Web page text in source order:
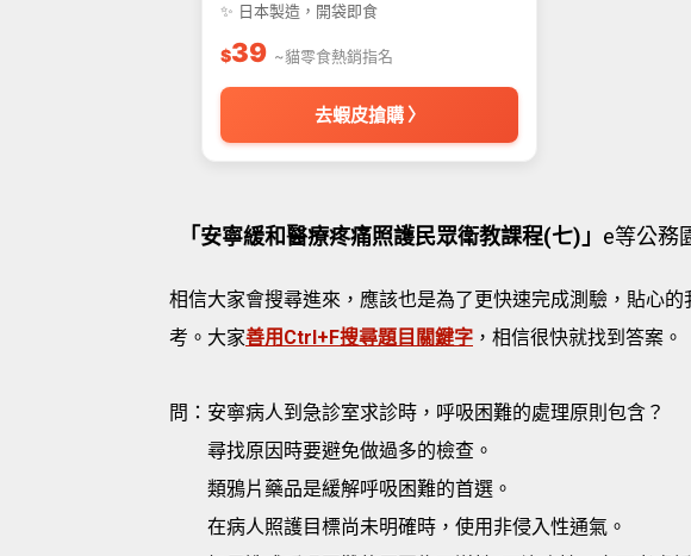
✨ 日本製造，開袋即食
$39 ~貓零食熱銷指名
去蝦皮搶購 〉
「安寧緩和醫療疼痛照護民眾衛教課程(七)」 e等公務
相信大家會搜尋進來，應該也是為了更快速完成測驗，貼心
考。大家善用Ctrl+F搜尋題目關鍵字 ，相信很快就找到答案。
問：安寧病人到急診室求診時，呼吸困難的處理原則包含？
尋找原因時要避免做過多的檢查。
類鴉片藥品是緩解呼吸困難的首選。
在病人照護目標尚未明確時，使用非侵入性通氣。